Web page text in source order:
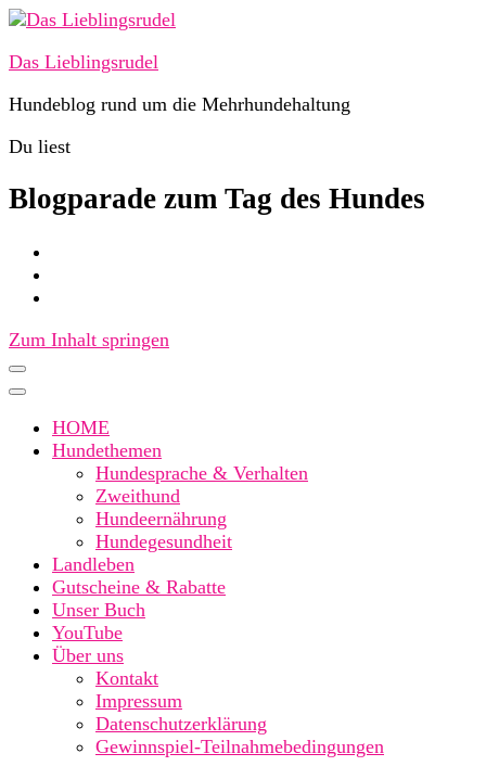
Das Lieblingsrudel
Hundeblog rund um die Mehrhundehaltung
Du liest
Blogparade zum Tag des Hundes
Zum Inhalt springen
HOME
Hundethemen
Hundesprache & Verhalten
Zweithund
Hundeernährung
Hundegesundheit
Landleben
Gutscheine & Rabatte
Unser Buch
YouTube
Über uns
Kontakt
Impressum
Datenschutzerklärung
Gewinnspiel-Teilnahmebedingungen